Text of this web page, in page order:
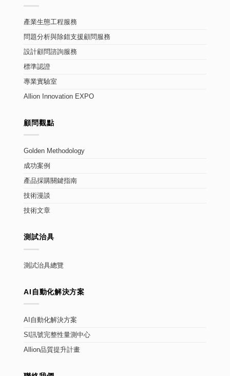
產業生態工程服務
問題分析與除錯支援顧問服務
設計顧問諮詢服務
標準認證
專業實驗室
Allion Innovation EXPO
顧問觀點
Golden Methodology
成功案例
產品採購關鍵指南
技術漫談
技術文章
測試治具
測試治具總覽
AI自動化解決方案
AI自動化解決方案
SI訊號完整性量測中心
Allion品質提升計畫